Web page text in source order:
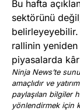
Bu hafta
sektörünü
rallinin yeniden
piyasalarda
Ninja News’te
amaçlıdır ve
paylaşılan bilgiler
yönlendirmek için